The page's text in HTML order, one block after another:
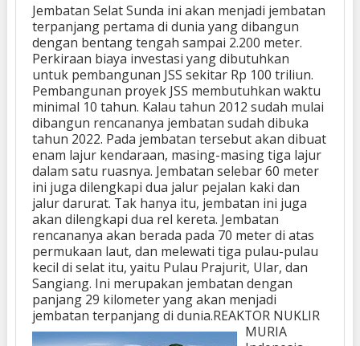
Jembatan Selat Sunda ini akan menjadi jembatan
terpanjang pertama di dunia yang dibangun
dengan bentang tengah sampai 2.200 meter.
Perkiraan biaya investasi yang dibutuhkan
untuk pembangunan JSS sekitar Rp 100 triliun.
Pembangunan proyek JSS membutuhkan waktu
minimal 10 tahun. Kalau tahun 2012 sudah mulai
dibangun rencananya jembatan sudah dibuka
tahun 2022. Pada jembatan tersebut akan dibuat
enam lajur kendaraan, masing-masing tiga lajur
dalam satu ruasnya. Jembatan selebar 60 meter
ini juga dilengkapi dua jalur pejalan kaki dan
jalur darurat. Tak hanya itu, jembatan ini juga
akan dilengkapi dua rel kereta. Jembatan
rencananya akan berada pada 70 meter di atas
permukaan laut, dan melewati tiga pulau-pulau
kecil di selat itu, yaitu Pulau Prajurit, Ular, dan
Sangiang. Ini merupakan jembatan dengan
panjang 29 kilometer yang akan menjadi
jembatan terpanjang di dunia.REAKTOR NUKLIR
MURIA